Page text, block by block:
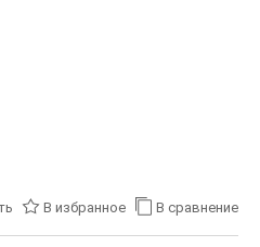
В избранное В сравнение